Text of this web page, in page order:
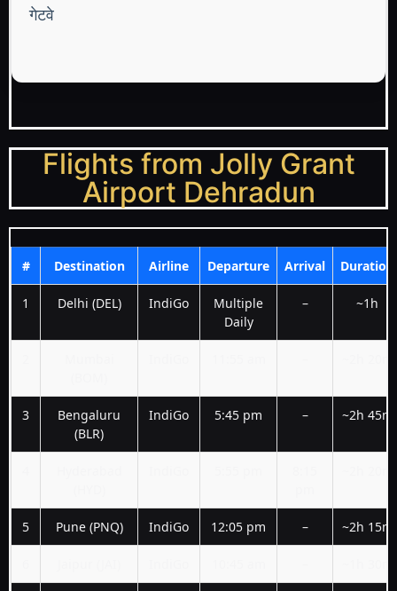
गेटवे
Flights from Jolly Grant
Airport Dehradun
# Destination Airline Departure Arrival Duration
1 Delhi (DEL) IndiGo
Multiple
Daily
– ~1h
3
Bengaluru
(BLR)
IndiGo 5:45 pm – ~2h 45m
5 Pune (PNQ) IndiGo 12:05 pm – ~2h 15m